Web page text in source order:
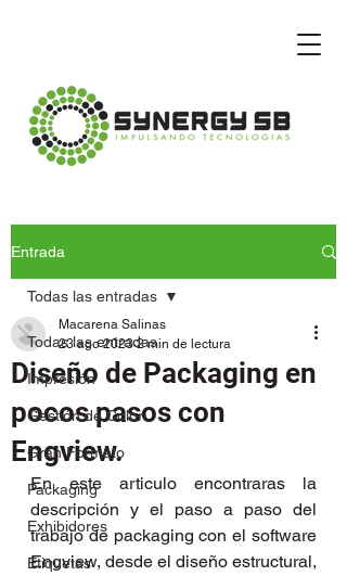
Entrada
Todas las entradas
Impresión
Gestión de Color
Gran Formato
Packaging
Exhibidores
Etiquetas
Todas las entradas
Diseño de Packaging en
pocos pasos con
Engview.
Macarena Salinas
23 ago 2023 2 min de lectura
En este articulo encontraras la
descripción y el paso a paso del
trabajo de packaging con el software
Engview, desde el diseño estructural,